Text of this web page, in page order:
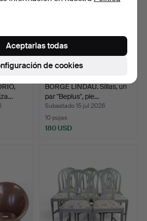
BÖRGE LINDAU. Sillas, un
par "Beplus", ple…
Subastado 15 jul 2026
10 pujas
180 USD
de cookies
Aceptarlas todas